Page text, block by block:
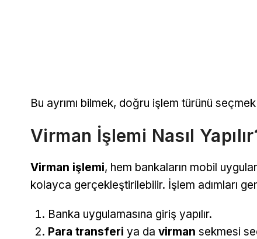
Bu ayrımı bilmek, doğru işlem türünü
Virman İşlemi Nasıl
Virman işlemi, hem bankaların mobil
kolayca gerçekleştirilebilir. İşlem adımları
Banka uygulamasına giriş yapılır.
Para transferi ya da virman sekmesi